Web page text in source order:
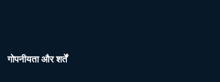
गोपनीयता और शर्तें